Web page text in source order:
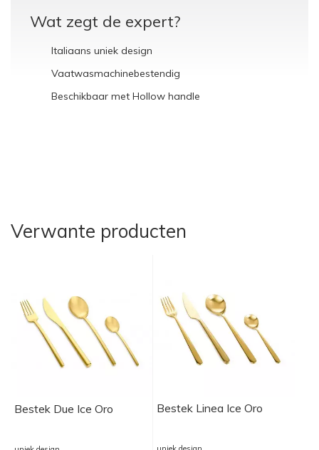
Wat zegt de expert?
Italiaans uniek design
Vaatwasmachinebestendig
Beschikbaar met Hollow handle
Verwante producten
Bestek Due Ice Oro Bestek Linea Ice Oro